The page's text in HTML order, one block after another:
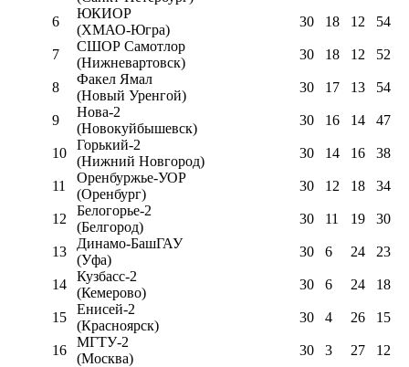
6
ЮКИОР
(ХМАО-Югра)
30 18 12 54
7
СШОР Самотлор
(Нижневартовск)
30 18 12 52
8
Факел Ямал
(Новый Уренгой)
30 17 13 54
9
Нова-2
(Новокуйбышевск)
30 16 14 47
10
Горький-2
(Нижний Новгород)
30 14 16 38
11
Оренбуржье-УОР
(Оренбург)
30 12 18 34
12
Белогорье-2
(Белгород)
30 11 19 30
13
Динамо-БашГАУ
(Уфа)
30 6 24 23
14
Кузбасс-2
(Кемерово)
30 6 24 18
15
Енисей-2
(Красноярск)
30 4 26 15
16
МГТУ-2
(Москва)
30 3 27 12